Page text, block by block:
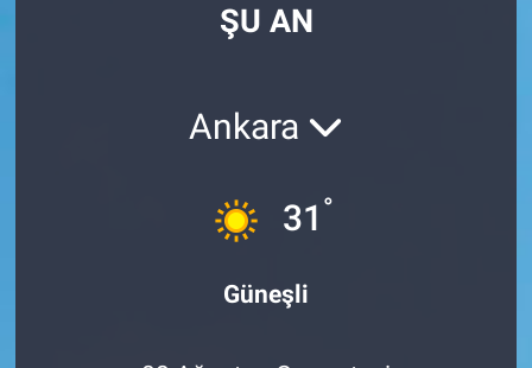
ŞU AN
Ankara
31 °
Güneşli